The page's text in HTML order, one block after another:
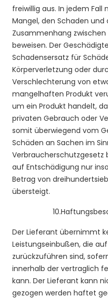
freiwillig aus. In jedem
Mangel, den Schaden
Zusammenhang
beweisen. Der
Schadensersatz für
Körperverletzung oder
Verschlechterung von
mangelhaften Produkt
um ein Produkt handelt,
privaten Gebrauch oder
somit überwiegend vom
Schäden an Sachen im
Verbraucherschutzgesetz
auf Entschädigung nur
Betrag von
übersteigt.
10.
Der Lieferant übernimmt
Leistungseinbußen, die
zurückzuführen sind,
innerhalb der vertraglich
kann. Der Lieferant kann
gezogen werden haftet